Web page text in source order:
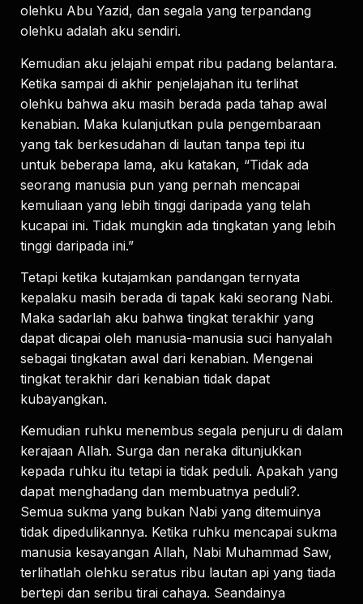
olehku Abu Yazid, dan segala yang terpandang
olehku adalah aku sendiri.
Kemudian aku jelajahi empat ribu padang belantara.
Ketika sampai di akhir penjelajahan itu terlihat
olehku bahwa aku masih berada pada tahap awal
kenabian. Maka kulanjutkan pula pengembaraan
yang tak berkesudahan di lautan tanpa tepi itu
untuk beberapa lama, aku katakan, “Tidak ada
seorang manusia pun yang pernah mencapai
kemuliaan yang lebih tinggi daripada yang telah
kucapai ini. Tidak mungkin ada tingkatan yang lebih
tinggi daripada ini.”
Tetapi ketika kutajamkan pandangan ternyata
kepalaku masih berada di tapak kaki seorang Nabi.
Maka sadarlah aku bahwa tingkat terakhir yang
dapat dicapai oleh manusia-manusia suci hanyalah
sebagai tingkatan awal dari kenabian. Mengenai
tingkat terakhir dari kenabian tidak dapat
kubayangkan.
Kemudian ruhku menembus segala penjuru di dalam
kerajaan Allah. Surga dan neraka ditunjukkan
kepada ruhku itu tetapi ia tidak peduli. Apakah yang
dapat menghadang dan membuatnya peduli?.
Semua sukma yang bukan Nabi yang ditemuinya
tidak dipedulikannya. Ketika ruhku mencapai sukma
manusia kesayangan Allah, Nabi Muhammad Saw,
terlihatlah olehku seratus ribu lautan api yang tiada
bertepi dan seribu tirai cahaya. Seandainya